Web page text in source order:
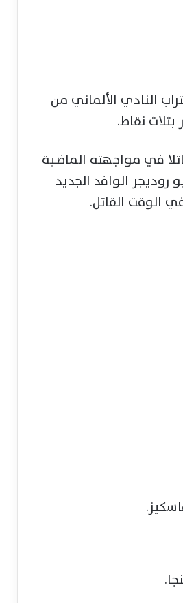
النادي الألماني من
نقاط.
في مواجهته الماضية
روديجر الوافد الجديد
الوقت القاتل.